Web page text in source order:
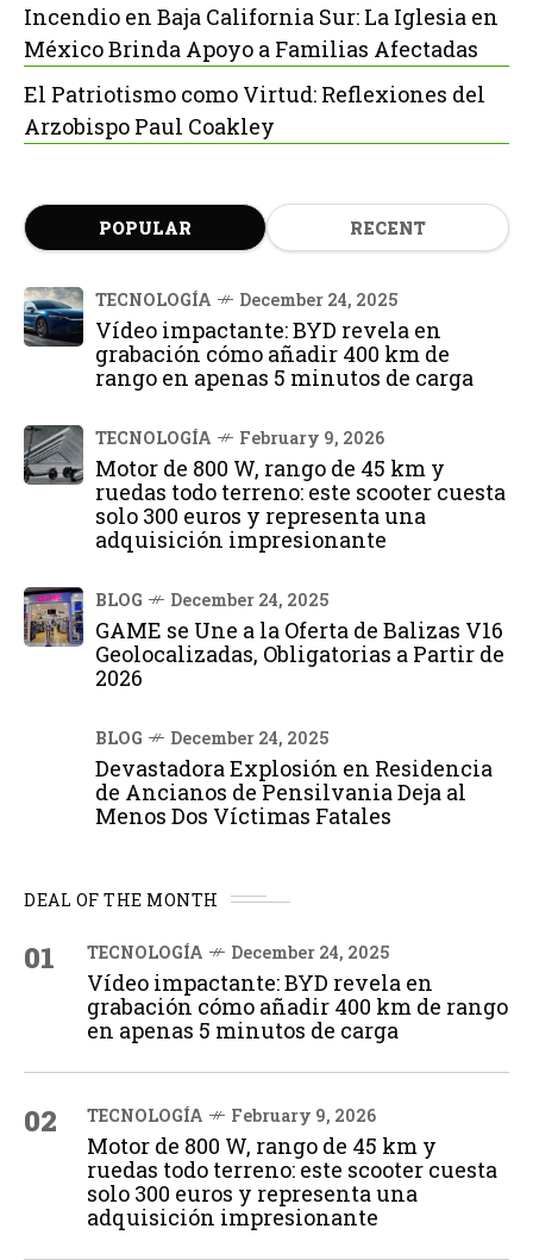
Incendio en Baja California Sur: La Iglesia en
México Brinda Apoyo a Familias Afectadas
El Patriotismo como Virtud: Reflexiones del
Arzobispo Paul Coakley
POPULAR RECENT
TECNOLOGÍA December 24, 2025
Vídeo impactante: BYD revela en
grabación cómo añadir 400 km de
rango en apenas 5 minutos de carga
TECNOLOGÍA February 9, 2026
Motor de 800 W, rango de 45 km y
ruedas todo terreno: este scooter cuesta
solo 300 euros y representa una
adquisición impresionante
BLOG December 24, 2025
GAME se Une a la Oferta de Balizas V16
Geolocalizadas, Obligatorias a Partir de
2026
BLOG December 24, 2025
Devastadora Explosión en Residencia
de Ancianos de Pensilvania Deja al
Menos Dos Víctimas Fatales
DEAL OF THE MONTH
01 TECNOLOGÍA December 24, 2025
Vídeo impactante: BYD revela en
grabación cómo añadir 400 km de rango
en apenas 5 minutos de carga
02 TECNOLOGÍA February 9, 2026
Motor de 800 W, rango de 45 km y
ruedas todo terreno: este scooter cuesta
solo 300 euros y representa una
adquisición impresionante